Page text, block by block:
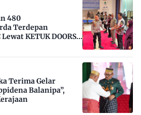
480
Terdepan
KETUK DOORS
Terima Gelar
Balanipa”,